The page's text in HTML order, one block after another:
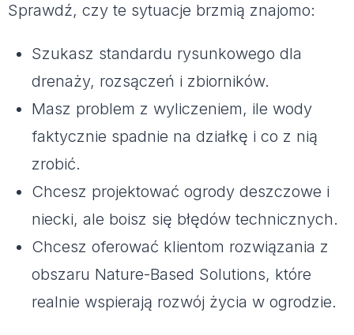
Sprawdź, czy te sytuacje brzmią znajomo:
Szukasz standardu rysunkowego dla
drenaży, rozsączeń i zbiorników.
Masz problem z wyliczeniem, ile wody
faktycznie spadnie na działkę i co z nią
zrobić.
Chcesz projektować ogrody deszczowe i
niecki, ale boisz się błędów technicznych.
Chcesz oferować klientom rozwiązania z
obszaru Nature-Based Solutions, które
realnie wspierają rozwój życia w ogrodzie.